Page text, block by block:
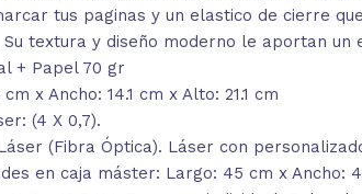
tus paginas y un elastico de cierre
textura y diseño moderno le aportan un
+ Papel 70 gr
x Ancho: 14.1 cm x Alto: 21.1 cm
(4 X 0,7).
(Fibra Óptica). Láser con
en caja máster: Largo: 45 cm x Ancho: